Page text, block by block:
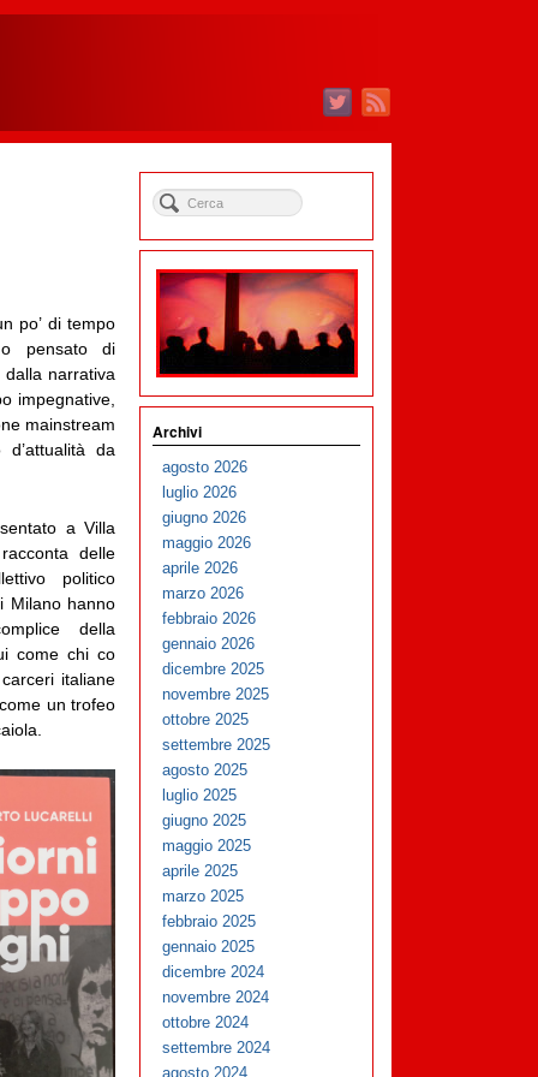
po’ di tempo
pensato di
narrativa
impegnative,
mainstream
da
a Villa
delle
politico
Milano hanno
della
come chi co
italiane
un trofeo
Archivi
agosto 2026
luglio 2026
giugno 2026
maggio 2026
aprile 2026
marzo 2026
febbraio 2026
gennaio 2026
dicembre 2025
novembre 2025
ottobre 2025
settembre 2025
agosto 2025
luglio 2025
giugno 2025
maggio 2025
aprile 2025
marzo 2025
febbraio 2025
gennaio 2025
dicembre 2024
novembre 2024
ottobre 2024
settembre 2024
agosto 2024